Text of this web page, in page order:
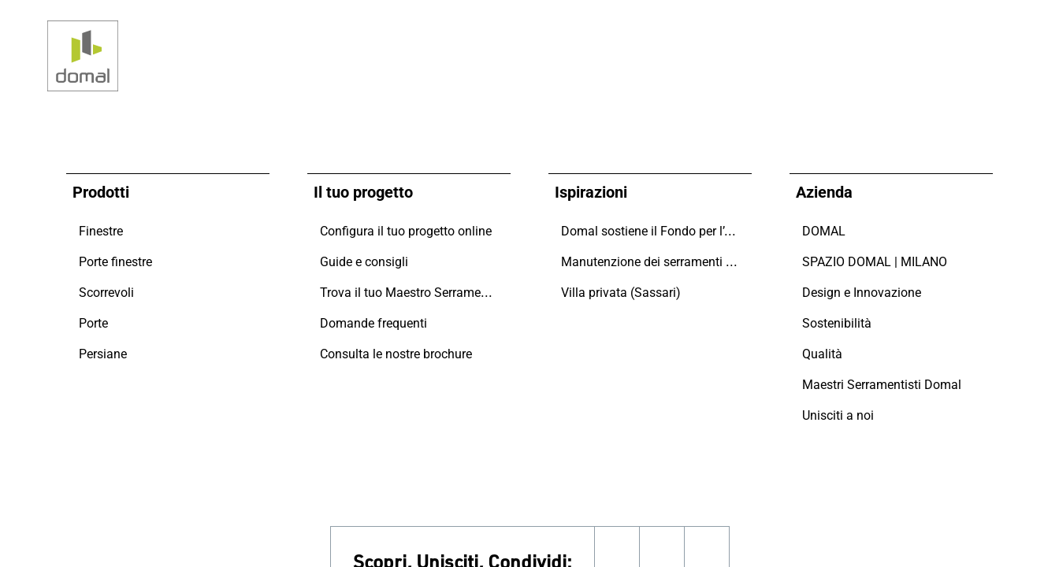
Prodotti
Finestre
Porte finestre
Scorrevoli
Porte
Persiane
Il tuo progetto
Configura il tuo progetto online
Guide e consigli
Trova il tuo Maestro Serramentista Domal
Domande frequenti
Consulta le nostre brochure
Ispirazioni
Domal sostiene il Fondo per l’Ambiente Italiano anche per le Giornate FAI di Primavera 2024
Manutenzione dei serramenti in alluminio
Villa privata (Sassari)
Azienda
DOMAL
SPAZIO DOMAL | MILANO
Design e Innovazione
Sostenibilità
Qualità
Maestri Serramentisti Domal
Unisciti a noi
Scopri, Unisciti, Condividi: